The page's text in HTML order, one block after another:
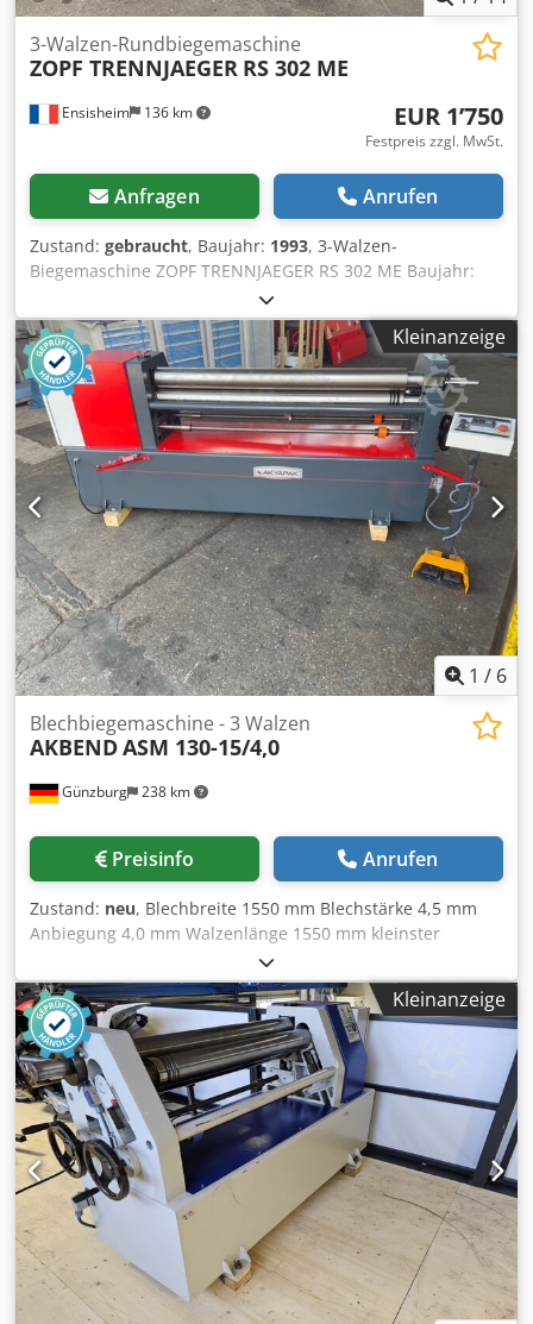
Ensisheim 136 km
3-Walzen-Rundbiegemaschine
ZOPF TRENNJAEGER RS 302 ME
EUR 1’750
Festpreis zzgl. MwSt.
Anfragen Anrufen
Zustand: gebraucht, Baujahr: 1993, 3-Walzen-
Biegemaschine ZOPF TRENNJAEGER RS 302 ME Baujahr:
1993 Kapazität: 1/4'' bis 1 1/2'' – Ø 10 mm bis Ø 60 mm
Dwodpjzku Ibjfx Anyea Rechteckrohr: 50 x 30 x 3
Quadratrohr: 40 x 40 x 3 (siehe Beschreibung auf dem
Foto) Lieferumfang: 1 Satz Walzen 1'' - 6/4'' - 1 1/4'' +
diverse (siehe Fotos) Spannung: 380 V Abmessungen (L x B
x H): 1000 x 1000 x 1600 mm Gewicht: ca. 200 kg
Kleinanzeige
1 / 6
Günzburg 238 km
Blechbiegemaschine - 3 Walzen
AKBENDASM 130-15/4,0
Preisinfo Anrufen
Zustand: neu, Blechbreite 1550 mm Blechstärke 4,5 mm
Anbiegung 4,0 mm Walzenlänge 1550 mm kleinster
Durchmesser 190 mm Walzendurchmesser - oben 130 mm
Gewicht 1265 kg Abmessungen 2670x1110x1050 mm
Ausstattung: - Zentralwalzen über Elektromotor,
Umlaufuntersetzungsgetriebe und Zahnradantrieb
angetrieben - Seitlich ausschwenkbare Oberwalze -
Hauptmotor mit Bremsvorrichtung -
Konischbiegeeinrichtung - Mobiles Steuerpult und
Fußpedal - CE-Zeichen/Konformitätserklärung
Dedpfsyvvrhsx Anyewa Sonderausstattung: -
induktionsgehärtete Walzen - motorische
Hinterwalzenverstellung - Digitalanzeige für Hinterwalze
Kleinanzeige